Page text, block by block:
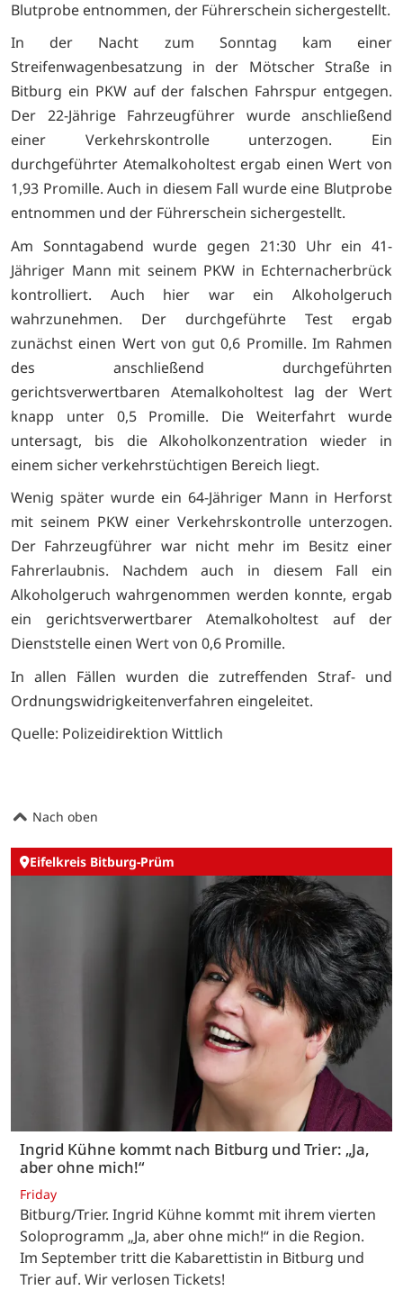
Blutprobe entnommen, der Führerschein sichergestellt.
In der Nacht zum Sonntag kam einer
Streifenwagenbesatzung in der Mötscher Straße in
Bitburg ein PKW auf der falschen Fahrspur entgegen.
Der 22-Jährige Fahrzeugführer wurde anschließend
einer Verkehrskontrolle unterzogen. Ein
durchgeführter Atemalkoholtest ergab einen Wert von
1,93 Promille. Auch in diesem Fall wurde eine Blutprobe
entnommen und der Führerschein sichergestellt.
Am Sonntagabend wurde gegen 21:30 Uhr ein 41-
Jähriger Mann mit seinem PKW in Echternacherbrück
kontrolliert. Auch hier war ein Alkoholgeruch
wahrzunehmen. Der durchgeführte Test ergab
zunächst einen Wert von gut 0,6 Promille. Im Rahmen
des anschließend durchgeführten
gerichtsverwertbaren Atemalkoholtest lag der Wert
knapp unter 0,5 Promille. Die Weiterfahrt wurde
untersagt, bis die Alkoholkonzentration wieder in
einem sicher verkehrstüchtigen Bereich liegt.
Wenig später wurde ein 64-Jähriger Mann in Herforst
mit seinem PKW einer Verkehrskontrolle unterzogen.
Der Fahrzeugführer war nicht mehr im Besitz einer
Fahrerlaubnis. Nachdem auch in diesem Fall ein
Alkoholgeruch wahrgenommen werden konnte, ergab
ein gerichtsverwertbarer Atemalkoholtest auf der
Dienststelle einen Wert von 0,6 Promille.
In allen Fällen wurden die zutreffenden Straf- und
Ordnungswidrigkeitenverfahren eingeleitet.
Quelle: Polizeidirektion Wittlich
Nach oben
Eifelkreis Bitburg-Prüm
Ingrid Kühne kommt nach Bitburg und Trier: „Ja,
aber ohne mich!“
Friday
Bitburg/Trier. Ingrid Kühne kommt mit ihrem vierten
Soloprogramm „Ja, aber ohne mich!“ in die Region.
Im September tritt die Kabarettistin in Bitburg und
Trier auf. Wir verlosen Tickets!